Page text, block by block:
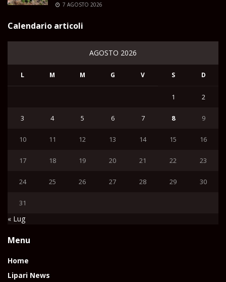
7 AGOSTO 2026
Calendario articoli
AGOSTO 2026
L M M G V S D
1 2
3 4 5 6 7 8 9
10 11 12 13 14 15 16
17 18 19 20 21 22 23
24 25 26 27 28 29 30
31
« Lug
Menu
Home
Lipari News